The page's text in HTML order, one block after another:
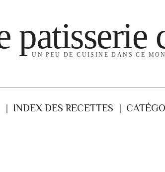
UN PEU DE CUISINE DANS CE
INDEX DES RECETTES